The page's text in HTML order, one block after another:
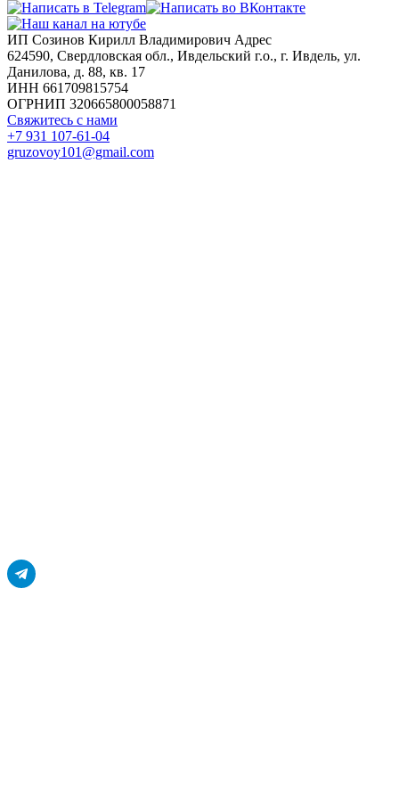
ИП Созинов Кирилл Владимирович Адрес
624590, Свердловская обл., Ивдельский г.о., г. Ивдель, ул.
Данилова, д. 88, кв. 17
ИНН 661709815754
ОГРНИП 320665800058871
Свяжитесь с нами
+7 931 107-61-04
gruzovoy101@gmail.com